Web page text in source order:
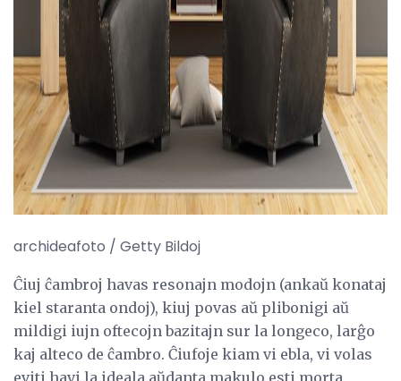
archideafoto / Getty Bildoj
Ĉiuj ĉambroj havas resonajn modojn (ankaŭ konataj
kiel staranta ondoj), kiuj povas aŭ plibonigi aŭ
mildigi iujn oftecojn bazitajn sur la longeco, larĝo
kaj alteco de ĉambro. Ĉiufoje kiam vi ebla, vi volas
eviti havi la ideala aŭdanta makulo esti morta